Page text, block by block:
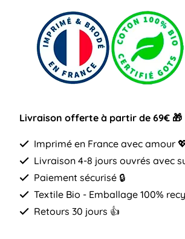
anesthésiste
râleuse
Livraison offerte à partir de 69€ 🎁
Imprimé en France avec amour
Livraison 4-8 jours ouvrés avec
Paiement sécurisé 🔒
Textile Bio - Emballage 100%
Retours 30 jours 👍